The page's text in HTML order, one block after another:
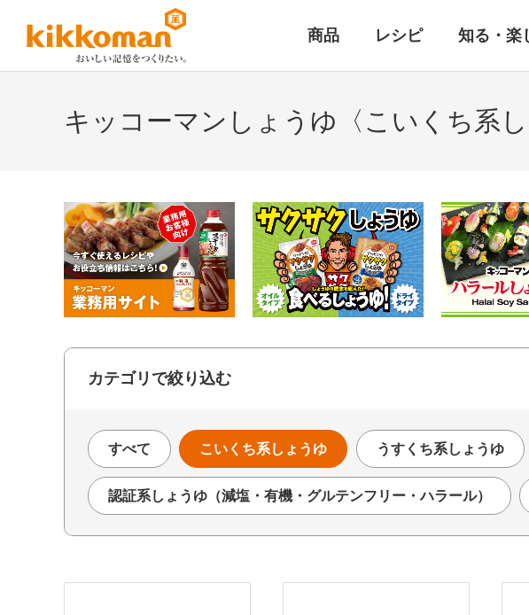
商品 レシピ 知る・楽
キッコーマンしょうゆ〈こいくち系し
カテゴリで絞り込む
すべて こいくち系しょうゆ うすくち系しょうゆ
認証系しょうゆ（減塩・有機・グルテンフリー・ハラール）